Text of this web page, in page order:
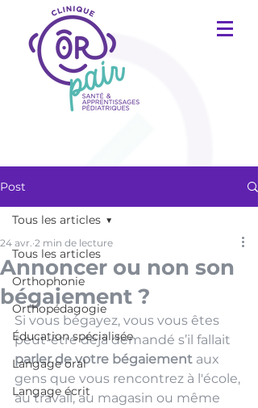
Post
Tous les articles
Orthophonie
Orthopédagogie
Éducation spécialisée
Langage oral
Langage écrit
Tous les articles
Annoncer ou non son
bégaiement ?
24 avr. 2 min de lecture
Si vous bégayez, vous vous êtes
peut-être déjà demandé s’il fallait
parler de votre bégaiement aux
gens que vous rencontrez à l'école,
au travail, au magasin ou même